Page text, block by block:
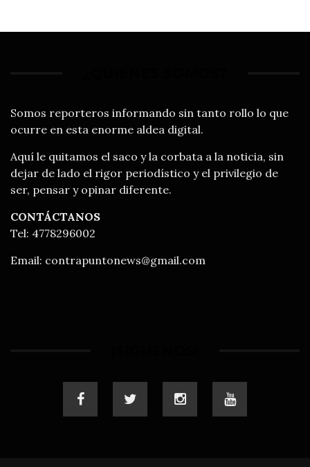
Somos reporteros informando sin tanto rollo lo que
ocurre en esta enorme aldea digital.
Aquí le quitamos el saco y la corbata a la noticia, sin
dejar de lado el rigor periodístico y el privilegio de
ser, pensar y opinar diferente.
CONTÁCTANOS
Tel: 4778296002
Email: contrapuntonews@gmail.com